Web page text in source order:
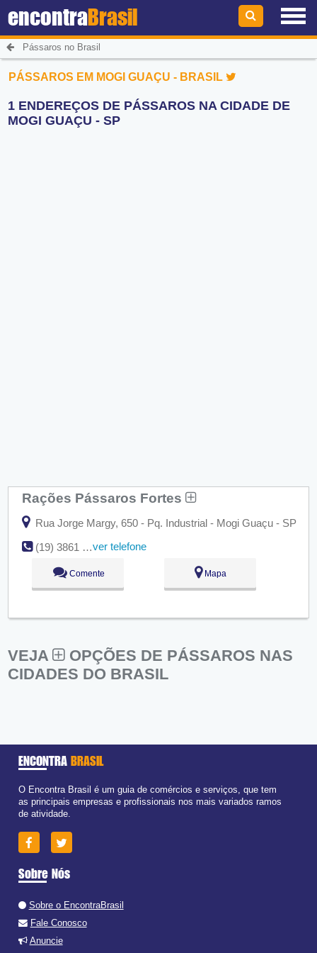
encontraBrasil
Pássaros no Brasil
PÁSSAROS EM MOGI GUAÇU - BRASIL
1 ENDEREÇOS DE PÁSSAROS NA CIDADE DE
MOGI GUAÇU - SP
Rações Pássaros Fortes
Rua Jorge Margy, 650 - Pq. Industrial - Mogi Guaçu - SP
(19) 3861 1122
ver telefone
Comente Mapa
VEJA
OPÇÕES DE PÁSSAROS NAS
CIDADES DO BRASIL
ENCONTRA BRASIL
O Encontra Brasil é um guia de comércios e serviços, que tem
as principais empresas e profissionais nos mais variados ramos
de atividade.
Sobre Nós
Sobre o EncontraBrasil
Fale Conosco
Anuncie